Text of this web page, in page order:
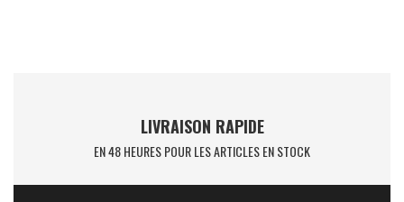
LIVRAISON RAPIDE
EN 48 HEURES POUR LES ARTICLES EN STOCK